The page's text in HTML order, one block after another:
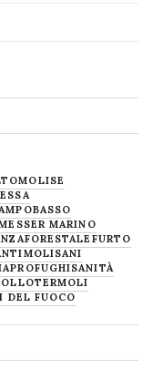
MARINO
FORESTALE FURTO
MOLISANI
PROFUGHISANITÀ
TERMOLI
DEL FUOCO